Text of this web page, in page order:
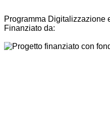
Programma Digitalizzazione
Finanziato da: